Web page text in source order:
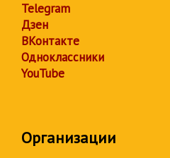
Telegram
Дзен
ВКонтакте
Одноклассники
YouTube
Организации